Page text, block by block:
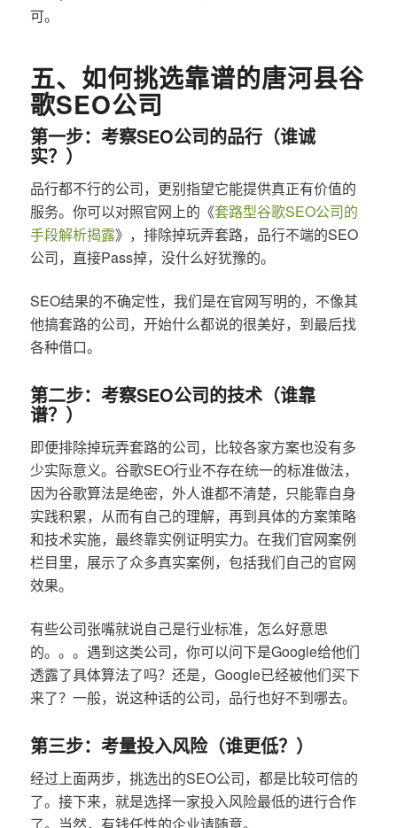
可。
五、如何挑选靠谱的唐河县谷
歌SEO公司
第一步：考察SEO公司的品行（谁诚
实？）
品行都不行的公司，更别指望它能提供真正有价值的
服务。你可以对照官网上的《套路型谷歌SEO公司的
手段解析揭露》，排除掉玩弄套路，品行不端的SEO
公司，直接Pass掉，没什么好犹豫的。
SEO结果的不确定性，我们是在官网写明的，不像其
他搞套路的公司，开始什么都说的很美好，到最后找
各种借口。
第二步：考察SEO公司的技术（谁靠
谱？）
即便排除掉玩弄套路的公司，比较各家方案也没有多
少实际意义。谷歌SEO行业不存在统一的标准做法，
因为谷歌算法是绝密，外人谁都不清楚，只能靠自身
实践积累，从而有自己的理解，再到具体的方案策略
和技术实施，最终靠实例证明实力。在我们官网案例
栏目里，展示了众多真实案例，包括我们自己的官网
效果。
有些公司张嘴就说自己是行业标准，怎么好意思
的。。。遇到这类公司，你可以问下是Google给他们
透露了具体算法了吗？还是，Google已经被他们买下
来了？一般，说这种话的公司，品行也好不到哪去。
第三步：考量投入风险（谁更低？）
经过上面两步，挑选出的SEO公司，都是比较可信的
了。接下来，就是选择一家投入风险最低的进行合作